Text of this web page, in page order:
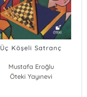
Üç Köşeli Satranç
Mustafa Eroğlu
Öteki Yayınevi